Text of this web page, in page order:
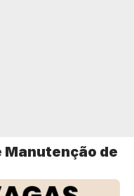
Manutenção de